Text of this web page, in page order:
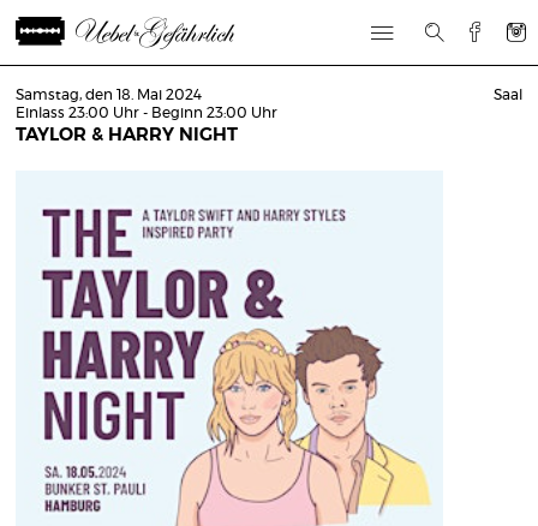
Samstag, den 18. Mai 2024
Einlass 23:00 Uhr - Beginn 23:00 Uhr
TAYLOR & HARRY NIGHT
Saal